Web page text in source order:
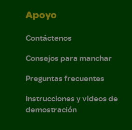
Apoyo
Contáctenos
Consejos para manchar
Preguntas frecuentes
Instrucciones y videos de
demostración